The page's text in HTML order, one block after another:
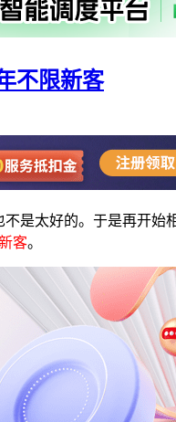
不限新客
是太好的。于是再开
客。